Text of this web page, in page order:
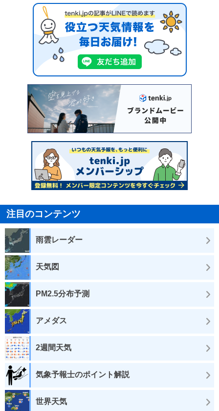
注目のコンテンツ
雨雲レーダー
天気図
PM2.5分布予測
アメダス
2週間天気
気象予報士のポイント解説
世界天気